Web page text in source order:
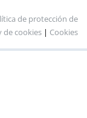
de protección de
de cookies | Cookies